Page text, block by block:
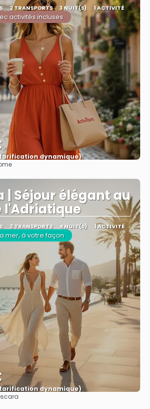
2 TRANSPORTS 3 NUIT(S) 1 ACTIVITÉ
activités incluses
dynamique)
| Séjour élégant au
l'Adriatique
2 TRANSPORTS 4 NUIT(S) 1 ACTIVITÉ
mer, à votre façon
dynamique)